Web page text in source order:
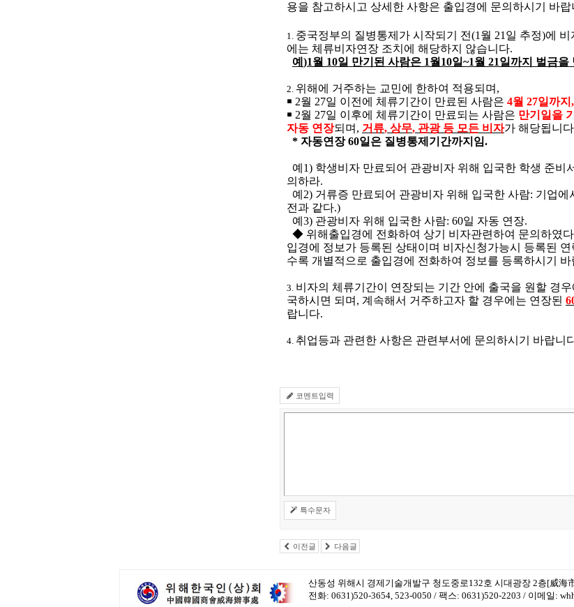
용을 참고하시고 상세한 사항은 출입경에 문의하시기 바랍
1. 중국정부의 질병통제가 시작되기 전(1 월 21 일 추정)에 비
에는 체류비자연장 조치에 해당하지 않습니다.
예 )1월 10일 만기된 사람은 1월 10일~1월 21일까지 벌금을
2. 위해에 거주하는 교민에 한하여 적용되며 ,
￭ 2월 27일 이전에 체류기간이 만료된 사람은 4월 27일까지 ,
￭ 2월 27일 이후에 체류기간이 만료되는 사람은 만기일을
자동 연장되며 , 거류, 상무, 관광 등 모든 비자가 해당됩니다
* 자동연장60일은 질병통제기간까지임.
예 1) 학생비자 만료되어 관광비자 위해 입국한 학생 준비
의하라.
예 2) 거류증 만료되어 관광비자 위해 입국한 사람: 기업에
전과 같다.)
예 3) 관광비자 위해 입국한 사람: 60일 자동 연장.
◆ 위해출입경에 전화하여 상기 비자관련하여 문의하였
입경에 정보가 등록된 상태이며 비자신청가능시 등록된
수록 개별적으로 출입경에 전화하여 정보를 등록하시기 바
3. 비자의 체류기간이 연장되는 기간 안에 출국을 원할 경
국하시면 되며 , 계속해서 거주하고자 할 경우에는 연장된
랍니다.
4. 취업등과 관련한 사항은 관련부서에 문의하시기 바랍니
코멘트입력
특수문자
이전글 다음글
산동성 위해시 경제기술개발구 청도중로132호 시대광장 2층[威
전화: 0631)520-3654, 523-0050 / 팩스: 0631)520-2203 / 이메일: